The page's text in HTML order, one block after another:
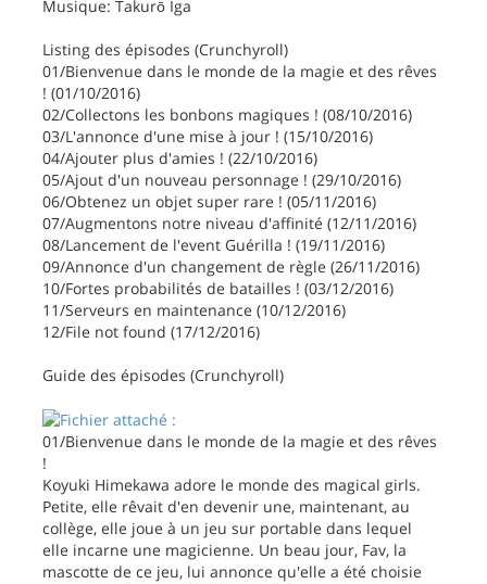
Musique: Takurō Iga
Listing des épisodes (Crunchyroll)
01/Bienvenue dans le monde de la magie et des rêves
! (01/10/2016)
02/Collectons les bonbons magiques ! (08/10/2016)
03/L'annonce d'une mise à jour ! (15/10/2016)
04/Ajouter plus d'amies ! (22/10/2016)
05/Ajout d'un nouveau personnage ! (29/10/2016)
06/Obtenez un objet super rare ! (05/11/2016)
07/Augmentons notre niveau d'affinité (12/11/2016)
08/Lancement de l'event Guérilla ! (19/11/2016)
09/Annonce d'un changement de règle (26/11/2016)
10/Fortes probabilités de batailles ! (03/12/2016)
11/Serveurs en maintenance (10/12/2016)
12/File not found (17/12/2016)
Guide des épisodes (Crunchyroll)
01/Bienvenue dans le monde de la magie et des rêves
!
Koyuki Himekawa adore le monde des magical girls.
Petite, elle rêvait d'en devenir une, maintenant, au
collège, elle joue à un jeu sur portable dans lequel
elle incarne une magicienne. Un beau jour, Fav, la
mascotte de ce jeu, lui annonce qu'elle a été choisie